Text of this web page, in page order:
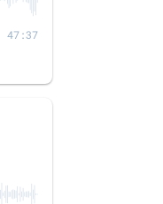
47:37